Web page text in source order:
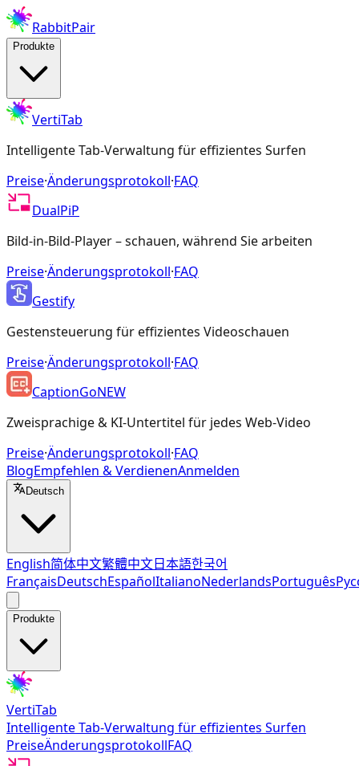
RabbitPair
Produkte
VertiTab
Intelligente Tab-Verwaltung für effizientes Surfen
Preise·Änderungsprotokoll·FAQ
DualPiP
Bild-in-Bild-Player – schauen, während Sie arbeiten
Preise·Änderungsprotokoll·FAQ
Gestify
Gestensteuerung für effizientes Videoschauen
Preise·Änderungsprotokoll·FAQ
CaptionGoNEW
Zweisprachige & KI-Untertitel für jedes Web-Video
Preise·Änderungsprotokoll·FAQ
BlogEmpfehlen & VerdienenAnmelden
Deutsch
English简体中文繁體中文日本語한국어
FrançaisDeutschEspañolItalianoNederlandsPortuguês
Produkte
VertiTab
Intelligente Tab-Verwaltung für effizientes Surfen
PreiseÄnderungsprotokollFAQ